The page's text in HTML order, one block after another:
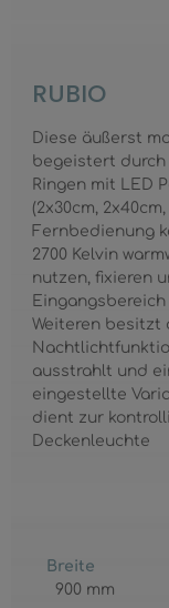
RUBIO
Diese äußerst
begeistert durch
Ringen mit LED
(2x30cm,
Fernbedienung
2700 Kelvin
nutzen, fixieren
Weiteren besitzt
ausstrahlt und
eingestellte
dient zur
Deckenleuchte
Breite
900 mm